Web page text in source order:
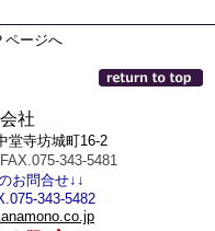
ページへ
社
堂寺坊城町16-2
343-5481
お問合せ↓↓
343-5482